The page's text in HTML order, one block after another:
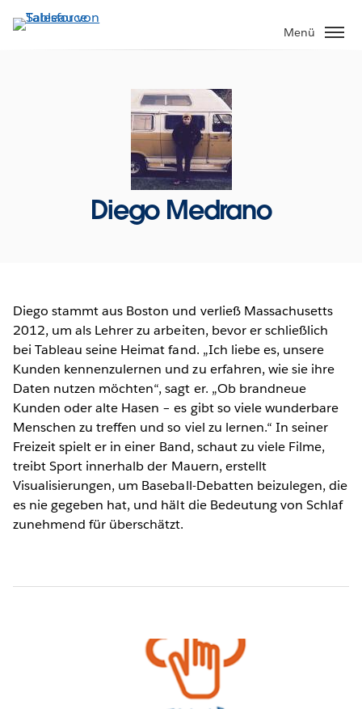
Direkt
zum
Menü
Diego Medrano
Diego stammt aus Boston und verließ Massachusetts
2012, um als Lehrer zu arbeiten, bevor er schließlich
bei Tableau seine Heimat fand. „Ich liebe es, unsere
Kunden kennenzulernen und zu erfahren, wie sie ihre
Daten nutzen möchten“, sagt er. „Ob brandneue
Kunden oder alte Hasen – es gibt so viele wunderbare
Menschen zu treffen und so viel zu lernen.“ In seiner
Freizeit spielt er in einer Band, schaut zu viele Filme,
treibt Sport innerhalb der Mauern, erstellt
Visualisierungen, um Baseball-Debatten beizulegen, die
es nie gegeben hat, und hält die Bedeutung von Schlaf
zunehmend für überschätzt.